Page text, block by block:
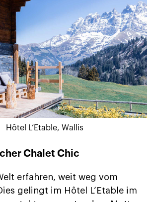
Hôtel L’Etable, Wallis
Chalet Chic
erfahren, weit weg vom
gelingt im Hôtel L’Etable im